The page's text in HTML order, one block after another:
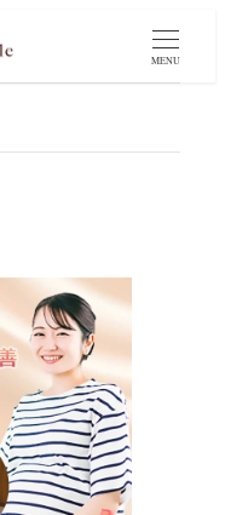
MENU